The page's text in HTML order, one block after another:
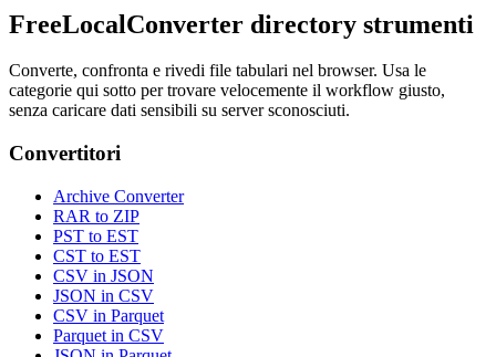
FreeLocalConverter directory strumenti
Converte, confronta e rivedi file tabulari nel browser. Usa le
categorie qui sotto per trovare velocemente il workflow giusto,
senza caricare dati sensibili su server sconosciuti.
Convertitori
Archive Converter
RAR to ZIP
PST to EST
CST to EST
CSV in JSON
JSON in CSV
CSV in Parquet
Parquet in CSV